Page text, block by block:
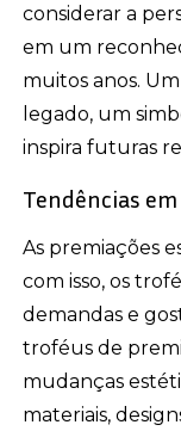
considerar a
em um
muitos anos.
legado, um
inspira futuras
Tendências
As premiações
com isso, os
demandas e
troféus de
mudanças
materiais,